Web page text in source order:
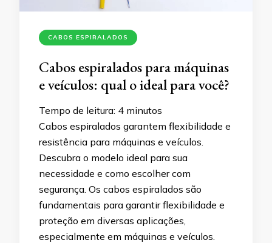
CABOS ESPIRALADOS
Cabos espiralados para máquinas
e veículos: qual o ideal para você?
Tempo de leitura: 4 minutos
Cabos espiralados garantem flexibilidade e
resistência para máquinas e veículos.
Descubra o modelo ideal para sua
necessidade e como escolher com
segurança. Os cabos espiralados são
fundamentais para garantir flexibilidade e
proteção em diversas aplicações,
especialmente em máquinas e veículos.